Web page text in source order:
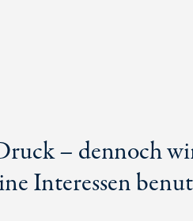
– dennoch
Interessen